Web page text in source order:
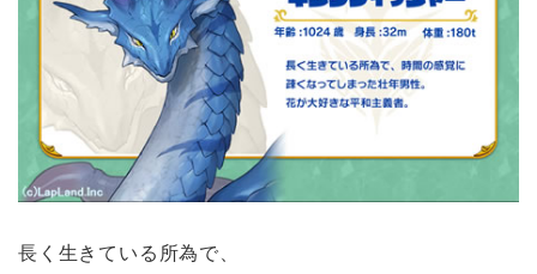
長く生きている所為で、